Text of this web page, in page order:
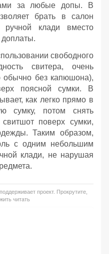
за любые допы. В
брать в салон
клади вместо
доплаты.
свободного
свитера, очень
обычно без капюшона),
поясной сумки. В
как легко прямо в
сумку, потом снять
поверх сумки,
Таким образом,
с одним небольшим
клади, не нарушая
проект. Прокрутите,
читать